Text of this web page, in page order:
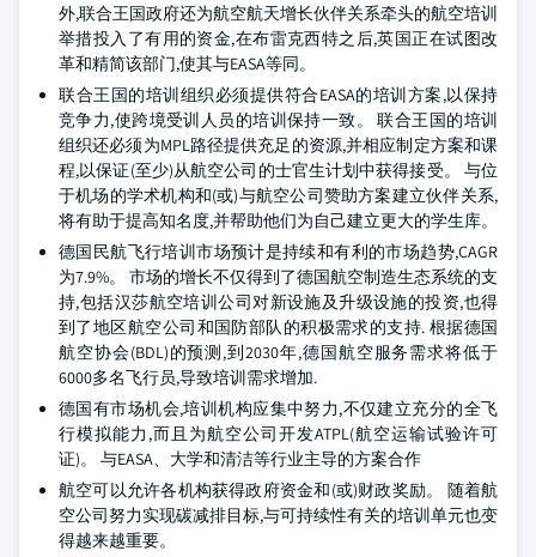
外,联合王国政府还为航空航天增长伙伴关系牵头的航空培训
举措投入了有用的资金,在布雷克西特之后,英国正在试图改
革和精简该部门,使其与EASA等同。
联合王国的培训组织必须提供符合EASA的培训方案,以保持
竞争力,使跨境受训人员的培训保持一致。 联合王国的培训
组织还必须为MPL路径提供充足的资源,并相应制定方案和课
程,以保证(至少)从航空公司的士官生计划中获得接受。 与位
于机场的学术机构和(或)与航空公司赞助方案建立伙伴关系,
将有助于提高知名度,并帮助他们为自己建立更大的学生库。
德国民航飞行培训市场预计是持续和有利的市场趋势,CAGR
为7.9%。 市场的增长不仅得到了德国航空制造生态系统的支
持,包括汉莎航空培训公司对新设施及升级设施的投资,也得
到了地区航空公司和国防部队的积极需求的支持. 根据德国
航空协会(BDL)的预测,到2030年,德国航空服务需求将低于
6000多名飞行员,导致培训需求增加.
德国有市场机会,培训机构应集中努力,不仅建立充分的全飞
行模拟能力,而且为航空公司开发ATPL(航空运输试验许可
证)。 与EASA、大学和清洁等行业主导的方案合作
航空可以允许各机构获得政府资金和(或)财政奖励。 随着航
空公司努力实现碳减排目标,与可持续性有关的培训单元也变
得越来越重要。